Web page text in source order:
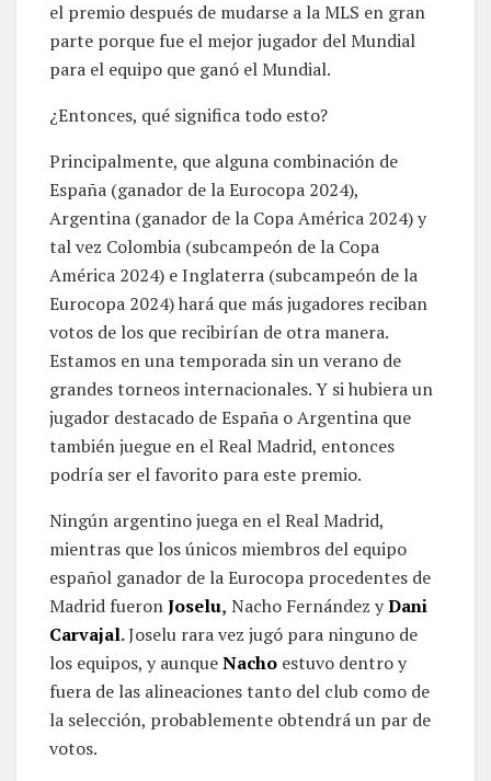
el premio después de mudarse a la MLS en gran
parte porque fue el mejor jugador del Mundial
para el equipo que ganó el Mundial.
¿Entonces, qué significa todo esto?
Principalmente, que alguna combinación de
España (ganador de la Eurocopa 2024),
Argentina (ganador de la Copa América 2024) y
tal vez Colombia (subcampeón de la Copa
América 2024) e Inglaterra (subcampeón de la
Eurocopa 2024) hará que más jugadores reciban
votos de los que recibirían de otra manera.
Estamos en una temporada sin un verano de
grandes torneos internacionales. Y si hubiera un
jugador destacado de España o Argentina que
también juegue en el Real Madrid, entonces
podría ser el favorito para este premio.
Ningún argentino juega en el Real Madrid,
mientras que los únicos miembros del equipo
español ganador de la Eurocopa procedentes de
Madrid fueronJoselu, Nacho Fernández yDani
Carvajal.Joselu rara vez jugó para ninguno de
los equipos, y aunqueNacho estuvo dentro y
fuera de las alineaciones tanto del club como de
la selección, probablemente obtendrá un par de
votos.